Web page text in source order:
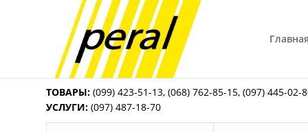
ТОВАРЫ: (099) 423-51-13,(068) 762-85-15,(097) 445-02-
УСЛУГИ: (097) 487-18-70